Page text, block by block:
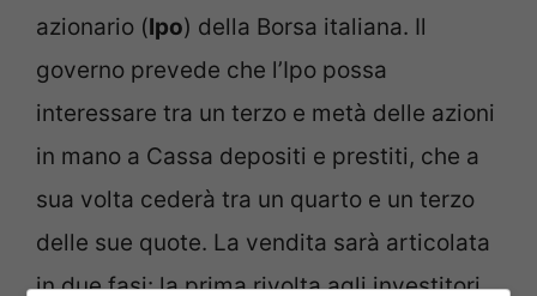
azionario (Ipo) della Borsa italiana. Il
governo prevede che l’Ipo possa
interessare tra un terzo e metà delle azioni
in mano a Cassa depositi e prestiti, che a
sua volta cederà tra un quarto e un terzo
delle sue quote. La vendita sarà articolata
in due fasi: la prima rivolta agli investitori